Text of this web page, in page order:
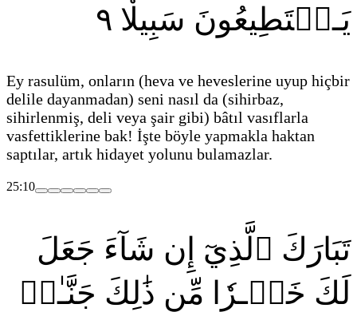
يَـسۡتَطِيعُونَ سَبِيلٗا ٩
Ey rasulüm, onların (heva ve heveslerine uyup hiçbir
delile dayanmadan) seni nasıl da (sihirbaz,
sihirlenmiş, deli veya şair gibi) bâtıl vasıflarla
vasfettiklerine bak! İşte böyle yapmakla haktan
saptılar, artık hidayet yolunu bulamazlar.
25:10
تَبَارَكَ ٱلَّذِيٓ إِن شَآءَ جَعَلَ
لَكَ خَيۡـرٗا مِّن ذَٰلِكَ جَنَّـٰتٖ